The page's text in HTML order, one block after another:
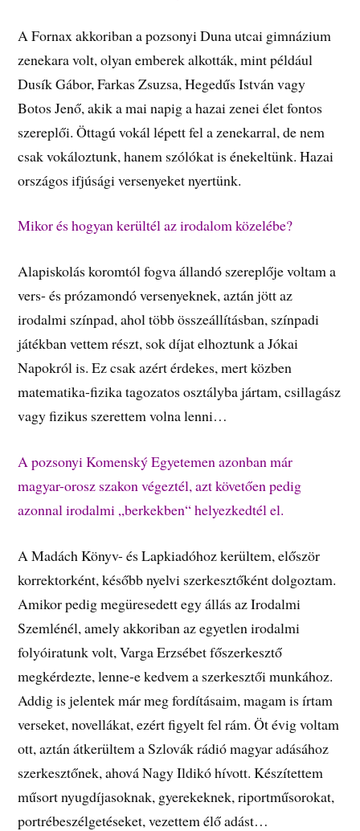
A Fornax akkoriban a pozsonyi Duna utcai gimnázium
zenekara volt, olyan emberek alkották, mint például
Dusík Gábor, Farkas Zsuzsa, Hegedűs István vagy
Botos Jenő, akik a mai napig a hazai zenei élet fontos
szereplői. Öttagú vokál lépett fel a zenekarral, de nem
csak vokáloztunk, hanem szólókat is énekeltünk. Hazai
országos ifjúsági versenyeket nyertünk.
Mikor és hogyan kerültél az irodalom közelébe?
Alapiskolás koromtól fogva állandó szereplője voltam a
vers- és prózamondó versenyeknek, aztán jött az
irodalmi színpad, ahol több összeállításban, színpadi
játékban vettem részt, sok díjat elhoztunk a Jókai
Napokról is. Ez csak azért érdekes, mert közben
matematika-fizika tagozatos osztályba jártam, csillagász
vagy fizikus szerettem volna lenni…
A pozsonyi Komenský Egyetemen azonban már
magyar-orosz szakon végeztél, azt követően pedig
azonnal irodalmi „berkekben“ helyezkedtél el.
A Madách Könyv- és Lapkiadóhoz kerültem, először
korrektorként, később nyelvi szerkesztőként dolgoztam.
Amikor pedig megüresedett egy állás az Irodalmi
Szemlénél, amely akkoriban az egyetlen irodalmi
folyóiratunk volt, Varga Erzsébet főszerkesztő
megkérdezte, lenne-e kedvem a szerkesztői munkához.
Addig is jelentek már meg fordításaim, magam is írtam
verseket, novellákat, ezért figyelt fel rám. Öt évig voltam
ott, aztán átkerültem a Szlovák rádió magyar adásához
szerkesztőnek, ahová Nagy Ildikó hívott. Készítettem
műsort nyugdíjasoknak, gyerekeknek, riportműsorokat,
portrébeszélgetéseket, vezettem élő adást…